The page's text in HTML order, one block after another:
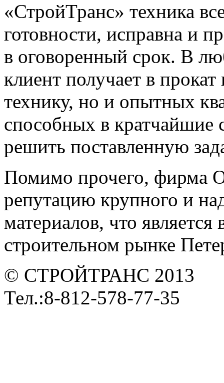
«СтройТранс» техника
готовности, исправна и
в оговоренный срок. В
клиент получает в
технику, но и опытных
способных в
решить поставленную
Помимо прочего, фирма
репутацию крупного и
материалов, что
строительном рынке
© СТРОЙТРАНС 2013
Тел.:8-812-578-77-35